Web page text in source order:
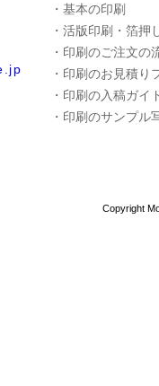
・基本の印刷
・活版印刷・箔押
・印刷のご注文の
・印刷のお見積り
・印刷の入稿ガイ
・印刷のサンプル
Copyright